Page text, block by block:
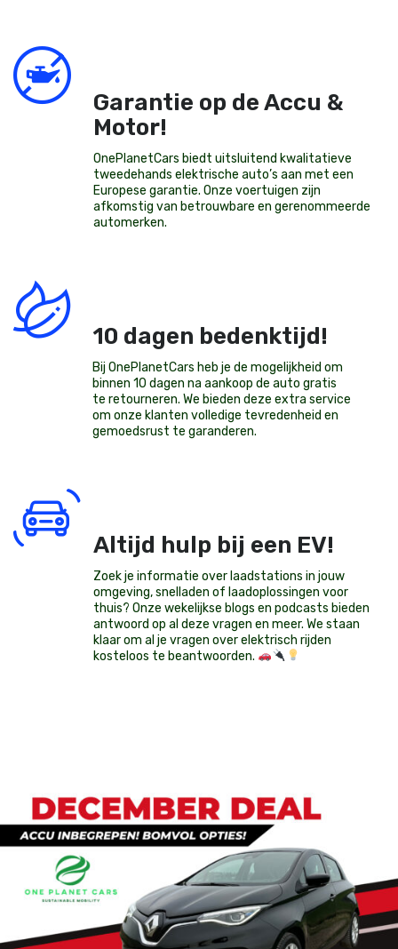
Garantie op de Accu &
Motor!
OnePlanetCars biedt uitsluitend kwalitatieve
tweedehands elektrische auto’s aan met een
Europese garantie. Onze voertuigen zijn
afkomstig van betrouwbare en gerenommeerde
automerken.
10 dagen bedenktijd!
Bij OnePlanetCars heb je de mogelijkheid om
binnen 10 dagen na aankoop de auto gratis
te retourneren. We bieden deze extra service
om onze klanten volledige tevredenheid en
gemoedsrust te garanderen.
Altijd hulp bij een EV!
Zoek je informatie over laadstations in jouw
omgeving, snelladen of laadoplossingen voor
thuis? Onze wekelijkse blogs en podcasts bieden
antwoord op al deze vragen en meer. We staan
klaar om al je vragen over elektrisch rijden
kosteloos te beantwoorden.